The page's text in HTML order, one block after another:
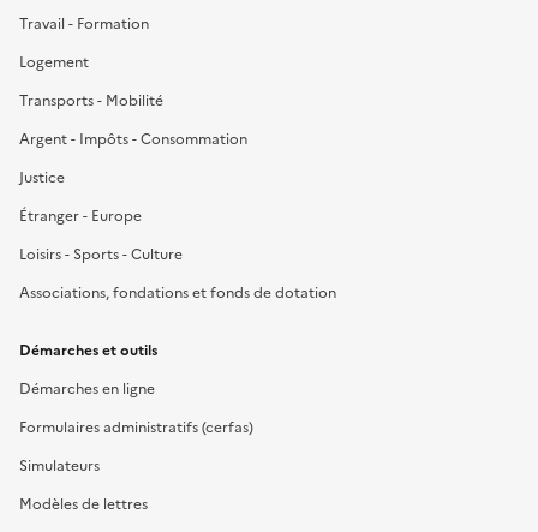
Travail - Formation
Logement
Transports - Mobilité
Argent - Impôts - Consommation
Justice
Étranger - Europe
Loisirs - Sports - Culture
Associations, fondations et fonds de dotation
Démarches et outils
Démarches en ligne
Formulaires administratifs (cerfas)
Simulateurs
Modèles de lettres